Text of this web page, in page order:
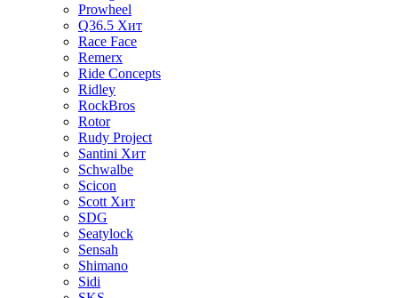
Prowheel
Q36.5 Хит
Race Face
Remerx
Ride Concepts
Ridley
RockBros
Rotor
Rudy Project
Santini Хит
Schwalbe
Scicon
Scott Хит
SDG
Seatylock
Sensah
Shimano
Sidi